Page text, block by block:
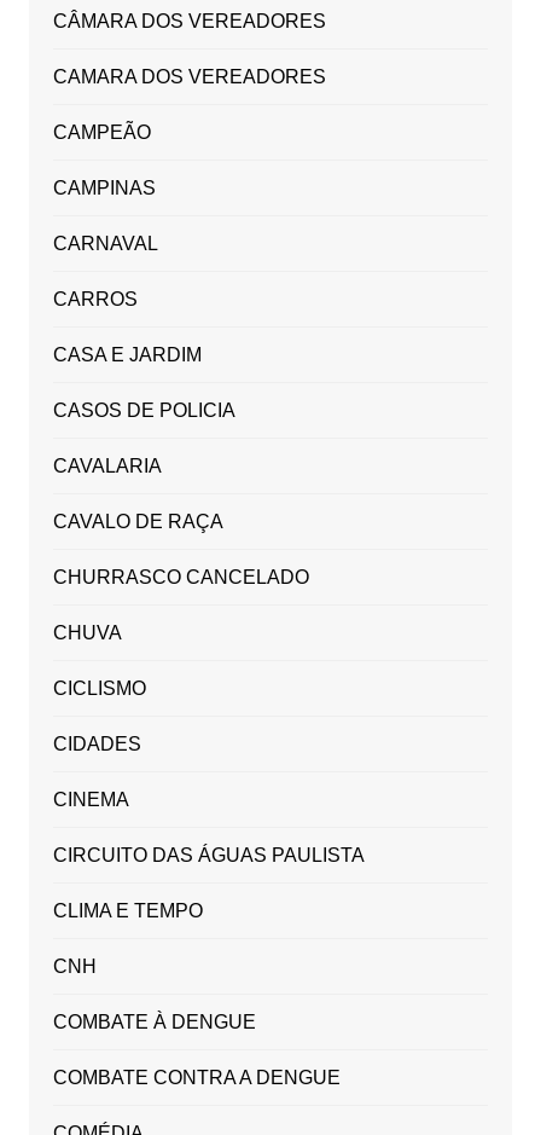
CÂMARA DOS VEREADORES
CAMARA DOS VEREADORES
CAMPEÃO
CAMPINAS
CARNAVAL
CARROS
CASA E JARDIM
CASOS DE POLICIA
CAVALARIA
CAVALO DE RAÇA
CHURRASCO CANCELADO
CHUVA
CICLISMO
CIDADES
CINEMA
CIRCUITO DAS ÁGUAS PAULISTA
CLIMA E TEMPO
CNH
COMBATE À DENGUE
COMBATE CONTRA A DENGUE